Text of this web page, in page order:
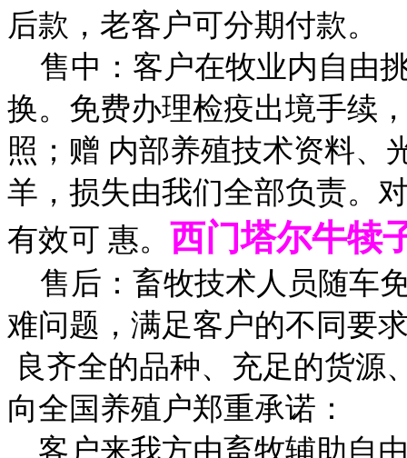
后款，老客户可分期付款。
售中：客户在牧业内自由
换。免费办理检疫出境手续
照；赠 内部养殖技术资料、
羊，损失由我们全部负责。
有效可 惠。 西门塔尔牛犊
售后：畜牧技术人员随车
难问题，满足客户的不同要
良齐全的品种、充足的货
向全国养殖户郑重承诺：
、客户来我方由畜牧辅助自